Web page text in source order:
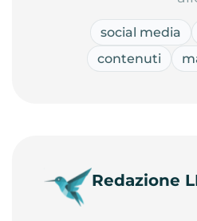
social media
contenuti
Redazione